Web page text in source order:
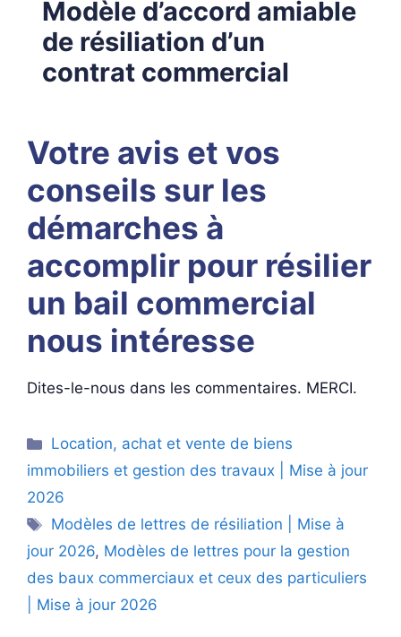
Modèle d’accord amiable
de résiliation d’un
contrat commercial
Votre avis et vos
conseils sur les
démarches à
accomplir pour résilier
un bail commercial
nous intéresse
Dites-le-nous dans les commentaires. MERCI.
Catégories
Location, achat et vente de biens
immobiliers et gestion des travaux | Mise à jour
2026
Étiquettes
Modèles de lettres de résiliation | Mise à
jour 2026, Modèles de lettres pour la gestion
des baux commerciaux et ceux des particuliers
| Mise à jour 2026